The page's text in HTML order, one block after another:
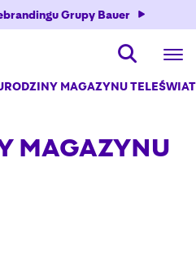
Grupy Bauer
MAGAZYNU TELEŚWIAT
MAGAZYNU